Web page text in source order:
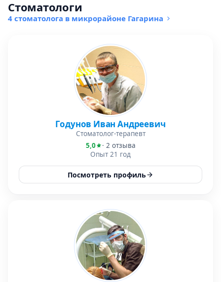
Стоматологи
4 стоматолога в микрорайоне Гагарина
Годунов Иван Андреевич
Стоматолог-терапевт
5,0
· 2 отзыва
Опыт 21 год
Посмотреть профиль